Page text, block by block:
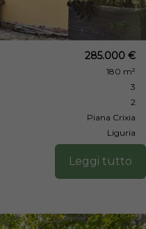
285.000 €
180 m²
3
2
Piana Crixia
Liguria
Leggi tutto